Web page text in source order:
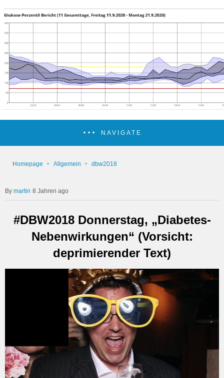
NAVIGATE
Homepage Allgemein dbw2018
martin 8 Jahren ago
#DBW2018 Donnerstag, „Diabetes-
Nebenwirkungen“ (Vorsicht:
deprimierender Text)